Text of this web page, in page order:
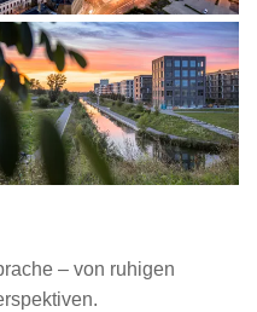
– von ruhigen